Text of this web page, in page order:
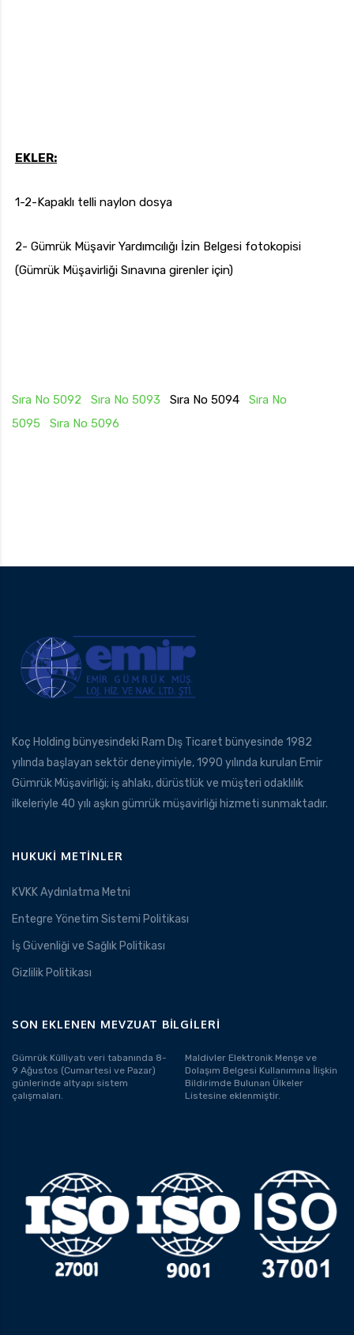
EKLER:
1-2-Kapaklı telli naylon dosya
2- Gümrük Müşavir Yardımcılığı İzin Belgesi fotokopisi
(Gümrük Müşavirliği Sınavına girenler için)
Sıra No 5092 Sıra No 5093 Sıra No 5094 Sıra No
5095
Sıra No 5096
Koç Holding bünyesindeki Ram Dış Ticaret bünyesinde 1982
yılında başlayan sektör deneyimiyle, 1990 yılında kurulan Emir
Gümrük Müşavirliği; iş ahlakı, dürüstlük ve müşteri odaklılık
ilkeleriyle 40 yılı aşkın gümrük müşavirliği hizmeti sunmaktadır.
HUKUKI METINLER
KVKK Aydınlatma Metni
Entegre Yönetim Sistemi Politikası
İş Güvenliği ve Sağlık Politikası
Gizlilik Politikası
SON EKLENEN MEVZUAT BILGILERI
Gümrük Külliyatı veri tabanında 8-
9 Ağustos (Cumartesi ve Pazar)
günlerinde altyapı sistem
çalışmaları.
Maldivler Elektronik Menşe ve
Dolaşım Belgesi Kullanımına İlişkin
Bildirimde Bulunan Ülkeler
Listesine eklenmiştir.